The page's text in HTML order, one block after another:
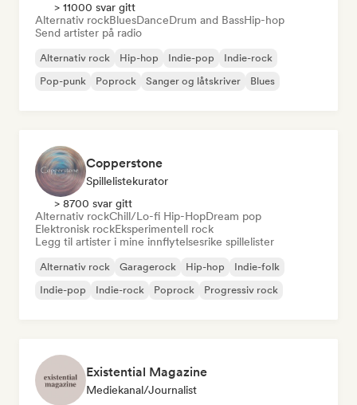
> 11000 svar gitt
Alternativ rockBluesDanceDrum and BassHip-hop
Send artister på radio
Alternativ rock Hip-hop Indie-pop
Indie-rock
Pop-punk
Poprock Sanger og låtskriver Blues
Copperstone
Spillelistekurator
> 8700 svar gitt
Alternativ rockChill/Lo-fi Hip-HopDream pop
Elektronisk rockEksperimentell rock
Legg til artister i mine innflytelsesrike spillelister
Alternativ rock Garagerock Hip-hop
Indie-folk
Indie-pop
Indie-rock Poprock Progressiv rock
Existential Magazine
Mediekanal/journalist